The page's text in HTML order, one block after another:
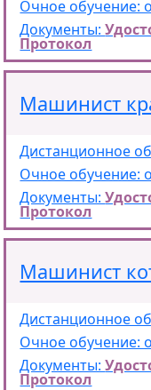
Очное обучение:
Документы:
Протокол
Машинист
Дистанционное
Очное обучение:
Документы:
Протокол
Машинист
Дистанционное
Очное обучение:
Документы:
Протокол